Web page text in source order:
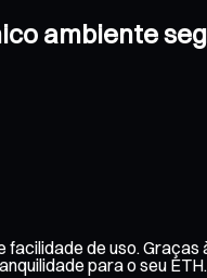
ambiente
de uso.
para o seu ETH.